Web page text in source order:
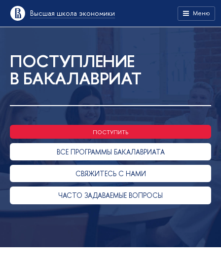
Высшая школа экономики Меню
ПОСТУПЛЕНИЕ
В БАКАЛАВРИАТ
ПОСТУПИТЬ
ВСЕ ПРОГРАММЫ БАКАЛАВРИАТА
СВЯЖИТЕСЬ С НАМИ
ЧАСТО ЗАДАВАЕМЫЕ ВОПРОСЫ